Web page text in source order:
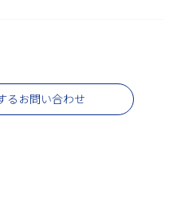
るお問い合わせ